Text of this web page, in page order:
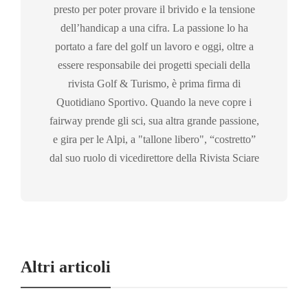
presto per poter provare il brivido e la tensione
dell’handicap a una cifra. La passione lo ha
portato a fare del golf un lavoro e oggi, oltre a
essere responsabile dei progetti speciali della
rivista Golf & Turismo, è prima firma di
Quotidiano Sportivo. Quando la neve copre i
fairway prende gli sci, sua altra grande passione,
e gira per le Alpi, a "tallone libero", “costretto”
dal suo ruolo di vicedirettore della Rivista Sciare
Altri articoli